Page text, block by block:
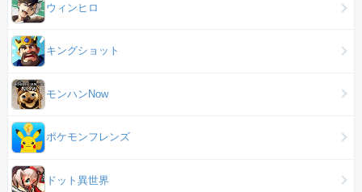
ウィンヒロ
キングショット
モンハンNow
ポケモンフレンズ
ドット異世界